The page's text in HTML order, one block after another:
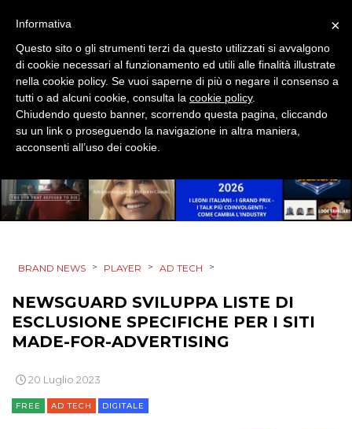
DIGITALE
EDITORIA
ESTERNA
RADIO / AUDIO
TV
DATI
RICERCHE
PREVISIONI/SCENARI
BRAND NEWS > PLAYER > AD TECH >
NEWSGUARD SVILUPPA LISTE DI
ESCLUSIONE SPECIFICHE PER I SITI
MADE-FOR-ADVERTISING
20 Luglio 2023
FREE AD TECH DIGITALE
×
Informativa
Questo sito o gli strumenti terzi da questo utilizzati si avvalgono
di cookie necessari al funzionamento ed utili alle finalità illustrate
nella cookie policy. Se vuoi saperne di più o negare il consenso a
tutti o ad alcuni cookie, consulta la cookie policy.
Chiudendo questo banner, scorrendo questa pagina, cliccando
su un link o proseguendo la navigazione in altra maniera,
acconsenti all’uso dei cookie.